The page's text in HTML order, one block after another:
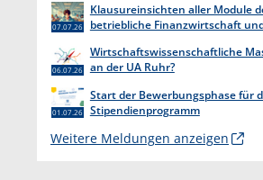
Klausureinsichten aller Module
betriebliche Finanzwirtschaft
07.07.26
Wirtschaftswissenschaftliche
an der UA Ruhr?
06.07.26
Start der Bewerbungsphase für
Stipendienprogramm
01.07.26
Weitere Meldungen anzeigen